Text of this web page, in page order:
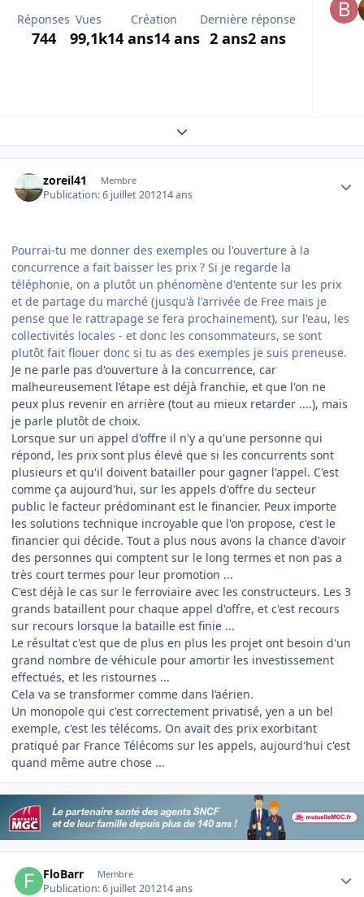
Réponses
744
Vues
99,1k
Création
14 ans14 ans
Dernière réponse
2 ans2 ans
Expand topic overview
zoreil41 Membre
Publication:6 juillet 201214 ans
Pourrai-tu me donner des exemples ou l'ouverture à la
concurrence a fait baisser les prix ? Si je regarde la
téléphonie, on a plutôt un phénomène d'entente sur les prix
et de partage du marché (jusqu'à l'arrivée de Free mais je
pense que le rattrapage se fera prochainement), sur l'eau, les
collectivités locales - et donc les consommateurs, se sont
plutôt fait flouer donc si tu as des exemples je suis preneuse.
Je ne parle pas d'ouverture à la concurrence, car
malheureusement l’étape est déjà franchie, et que l'on ne
peux plus revenir en arrière (tout au mieux retarder ....), mais
je parle plutôt de choix.
Lorsque sur un appel d'offre il n'y a qu'une personne qui
répond, les prix sont plus élevé que si les concurrents sont
plusieurs et qu'il doivent batailler pour gagner l'appel. C'est
comme ça aujourd'hui, sur les appels d'offre du secteur
public le facteur prédominant est le financier. Peux importe
les solutions technique incroyable que l'on propose, c'est le
financier qui décide. Tout a plus nous avons la chance d'avoir
des personnes qui comptent sur le long termes et non pas a
très court termes pour leur promotion ...
C'est déjà le cas sur le ferroviaire avec les constructeurs. Les 3
grands bataillent pour chaque appel d'offre, et c'est recours
sur recours lorsque la bataille est finie ...
Le résultat c'est que de plus en plus les projet ont besoin d'un
grand nombre de véhicule pour amortir les investissement
effectués, et les ristournes ...
Cela va se transformer comme dans l’aérien.
Un monopole qui c'est correctement privatisé, yen a un bel
exemple, c'est les télécoms. On avait des prix exorbitant
pratiqué par France Télécoms sur les appels, aujourd'hui c'est
quand même autre chose ...
FloBarr Membre
Publication:6 juillet 201214 ans